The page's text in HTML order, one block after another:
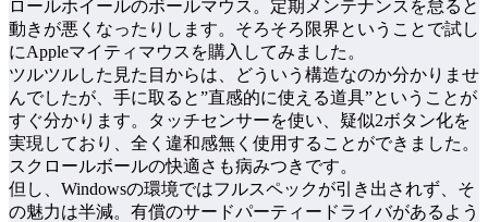
ロールホイールのボールマウス。定期メンテナンスを怠ると
動きが悪くなったりします。そろそろ限界ということで試し
にAppleマイティマウスを購入してみました。
ツルツルした見た目からは、どういう構造なのか分かりませ
んでしたが、手に取ると”直感的に使える道具”ということが
すぐ分かります。タッチセンサーを使い、疑似2ボタン化を
実現しており、全く違和感無く使用することができました。
スクロールボールの快適さも病みつきです。
但し、Windowsの環境ではフルスペックが引き出されず、そ
の魅力は半減。有償のサードパーティードライバがあるよう